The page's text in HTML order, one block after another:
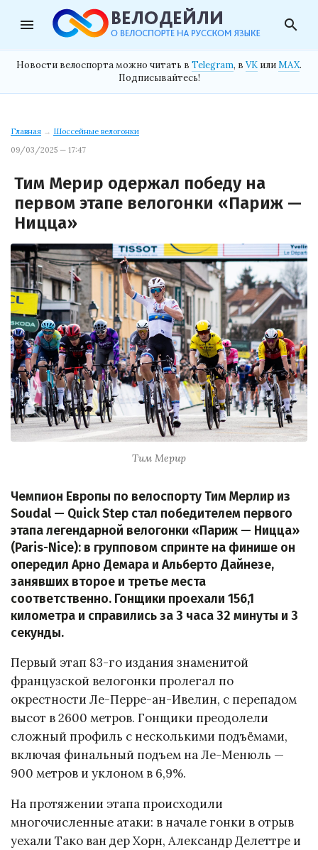
menu search
Новости велоспорта можно читать в Telegram, в VK илиMAX.
Подписывайтесь!
Главная → Шоссейные велогонки
09/03/2025 — 17:47
Тим Мерир одержал победу на
первом этапе велогонки «Париж —
Ницца»
Тим Мерир
Чемпион Европы по велоспорту Тим Мерлир из
Soudal — Quick Step стал победителем первого
этапа легендарной велогонки «Париж — Ницца»
(Paris-Nice): в групповом спринте на финише он
опередил Арно Демара и Альберто Дайнезе,
занявших второе и третье места
соответственно. Гонщики проехали 156,1
километра и справились за 3 часа 32 минуты и 3
секунды.
Первый этап 83-го издания знаменитой
французской велогонки пролегал по
окрестности Ле-Перре-ан-Ивелин, с перепадом
высот в 2600 метров. Гонщики преодолели
сложный профиль с несколькими подъёмами,
включая финальный подъем на Ле-Менюль —
900 метров и уклоном в 6,9%.
На протяжении этапа происходили
многочисленные атаки: в начале гонки в отрыв
уехали Тако ван дер Хорн, Александр Делеттре и